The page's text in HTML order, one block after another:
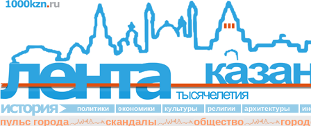
политики экономики культуры религии архитектуры
пульс города скандалы общество